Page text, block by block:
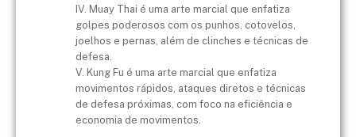
IV. Muay Thai é uma arte marcial que enfatiza
golpes poderosos com os punhos, cotovelos,
joelhos e pernas, além de clinches e técnicas de
defesa.
V. Kung Fu é uma arte marcial que enfatiza
movimentos rápidos, ataques diretos e técnicas
de defesa próximas, com foco na eficiência e
economia de movimentos.